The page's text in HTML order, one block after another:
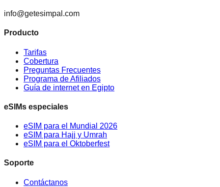
info@getesimpal.com
Producto
Tarifas
Cobertura
Preguntas Frecuentes
Programa de Afiliados
Guía de internet en Egipto
eSIMs especiales
eSIM para el Mundial 2026
eSIM para Hajj y Umrah
eSIM para el Oktoberfest
Soporte
Contáctanos